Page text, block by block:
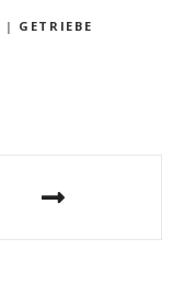
| GETRIEBE